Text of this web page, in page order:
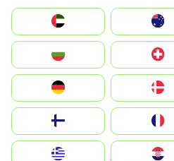
الإمارات العربية المتحدة
Switzerland
Deutschland
United Kingdom
Magyarország